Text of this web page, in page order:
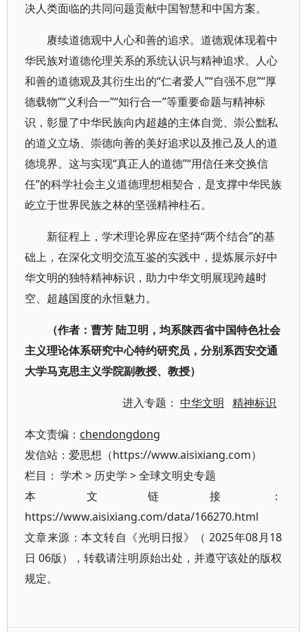
决人类面临的共同问题贡献中国智慧和中国方案。
赓续道德观中人心和善的追求。道德观体现着中
华民族对道德伦理关系的系统认识与精神追求。人心
和善的道德观及其衍生出的“仁者爱人”“自强不息”“厚
德载物”“义利合一”“知行合一”等重要命题与精神标
识，彰显了中华民族向内超越的主体自觉、崇公黜私
的道义立场、崇德向善的美好追求以及推己及人的道
德境界。这与实现“真正人的道德”“用信任来交换信
任”的科学社会主义道德理想相契合，是支撑中华民族
屹立于世界民族之林的坚强精神柱石。
新征程上，学术理论界应在坚持“两个结合”的基
础上，在深化文明交流互鉴的实践中，提炼展示好中
华文明的独特精神标识，助力中华文明展现跨越时
空、超越国度的永恒魅力。
（作者：曹芳陆卫明，均系陕西省中国特色社会
主义理论体系研究中心特约研究员，分别系西安交通
大学马克思主义学院副教授、教授）
进入专题：中华文明 精神标识
本文责编： chendongdong
发信站：爱思想（https://www.aisixiang.com）
栏目： 学术> 历史学 >全球文明史专题
本文链接：
https://www.aisixiang.com/data/166270.html
文章来源：本文转自《光明日报》（ 2025年08月18
日 06版），转载请注明原始出处，并遵守该处的版权
规定。